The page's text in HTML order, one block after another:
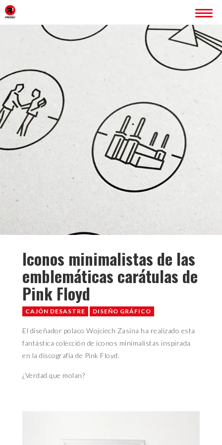
ERREDOBLE
PÁGINAS WEB
ROTULACIÓN
PUBLICIDAD
PROYECTOS
CONTACTO
Iconos minimalistas de las
emblemáticas carátulas de
Pink Floyd
CAJÓN DESASTRE DISEÑO GRÁFICO
El diseñador polaco Wojciech Zasina ha realizado esta
fantástica colección de iconos minimalistas inspirada
en la discografía de Pink Floyd.
¿Verdad que molan?